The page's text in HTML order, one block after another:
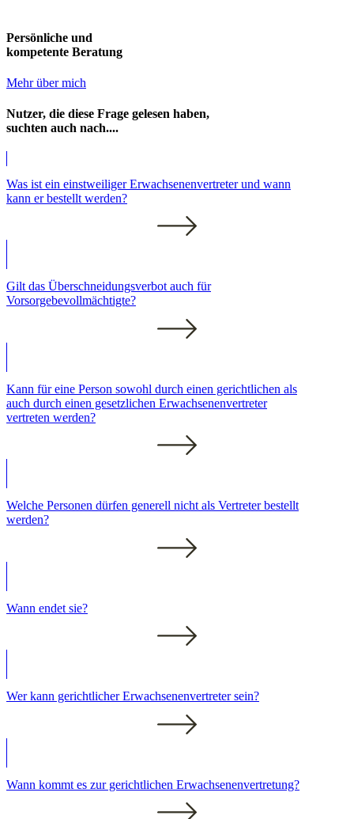
Persönliche und
kompetente Beratung
Mehr über mich
Nutzer, die diese Frage gelesen haben,
suchten auch nach....
Was ist ein einstweiliger Erwachsenenvertreter und wann
kann er bestellt werden?
Gilt das Überschneidungsverbot auch für
Vorsorgebevollmächtigte?
Kann für eine Person sowohl durch einen gerichtlichen als
auch durch einen gesetzlichen Erwachsenenvertreter
vertreten werden?
Welche Personen dürfen generell nicht als Vertreter bestellt
werden?
Wann endet sie?
Wer kann gerichtlicher Erwachsenenvertreter sein?
Wann kommt es zur gerichtlichen Erwachsenenvertretung?